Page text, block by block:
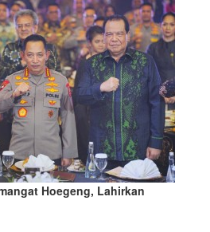
Hoegeng, Lahirkan